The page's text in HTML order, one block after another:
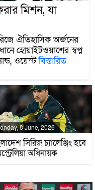
মিশন, যা
ঐতিহাসিক অর্জনের
হোয়াইটওয়াশের স্বপ্ন
ওয়েস্টবিস্তারিত
8 June, 2026
সিরিজ চ্যালেঞ্জিং হবে
অধিনায়ক